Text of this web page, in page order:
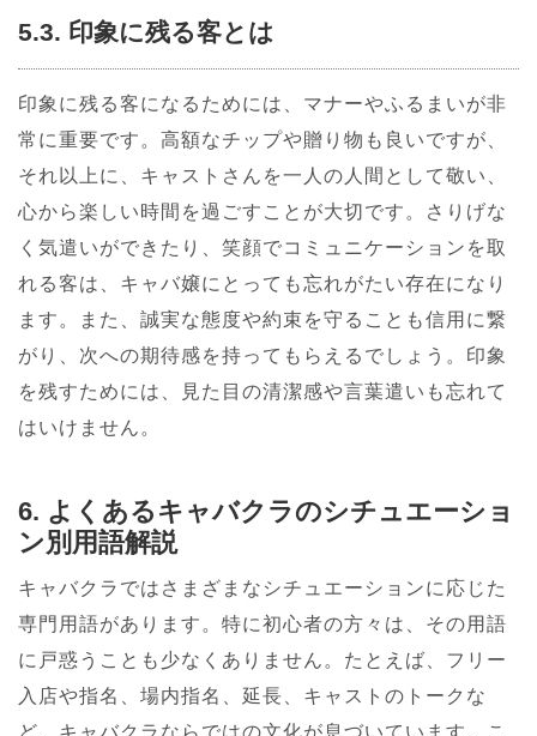
5.3. 印象に残る客とは
印象に残る客になるためには、マナーやふるまいが非
常に重要です。高額なチップや贈り物も良いですが、
それ以上に、キャストさんを一人の人間として敬い、
心から楽しい時間を過ごすことが大切です。さりげな
く気遣いができたり、笑顔でコミュニケーションを取
れる客は、キャバ嬢にとっても忘れがたい存在になり
ます。また、誠実な態度や約束を守ることも信用に繋
がり、次への期待感を持ってもらえるでしょう。印象
を残すためには、見た目の清潔感や言葉遣いも忘れて
はいけません。
6. よくあるキャバクラのシチュエーショ
ン別用語解説
キャバクラではさまざまなシチュエーションに応じた
専門用語があります。特に初心者の方々は、その用語
に戸惑うことも少なくありません。たとえば、フリー
入店や指名、場内指名、延長、キャストのトークな
ど、キャバクラならではの文化が息づいています。こ